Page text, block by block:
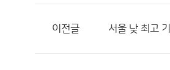
이전글 서울 낮 최고